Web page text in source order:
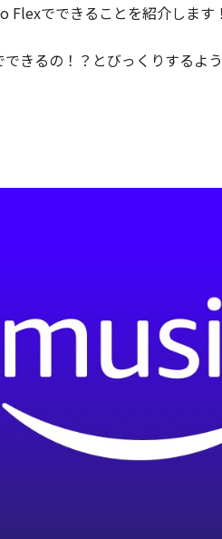
Flexでできることを紹介します！
きるの！？とびっくりするよ